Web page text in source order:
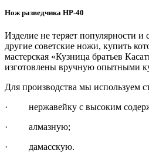
Нож разведчика НР-40
Изделие не теряет популярности и
другие советские ножи, купить
мастерская «Кузница братьев
изготовлены вручную опытными
Для производства мы используем
· нержавейку с высоким
· алмазную;
· дамасскую.